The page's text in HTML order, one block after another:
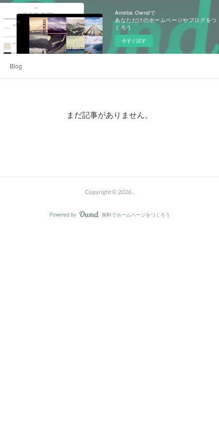
Ameba Owndで
あなただけのホームページやブログをつ
くろう
今すぐ試す
Blog
まだ記事がありません。
Copyright © 2026.
Powered by AmebaOwnd
無料でホームページをつくろう